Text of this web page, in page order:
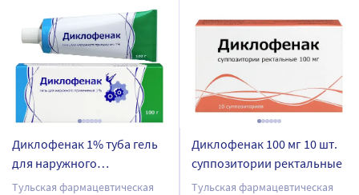
Диклофенак 1% туба гель
для наружного
применения 100 гр
Тульская фармацевтическая
Диклофенак 100 мг 10 шт.
суппозитории ректальные
Тульская фармацевтическая